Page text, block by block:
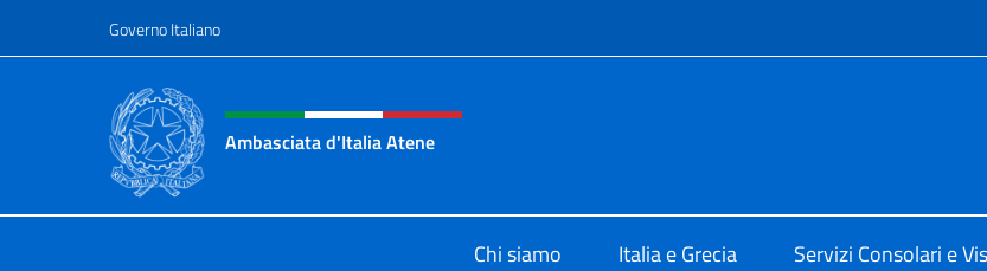
Governo Italiano
Intestazione sito, social e menù
Ambasciata d'Italia Atene
Chi siamo Italia e Grecia Servizi Consolari e